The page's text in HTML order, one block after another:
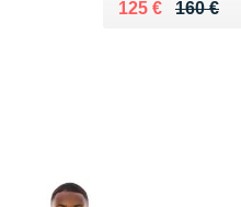
160 €
Au lieu de 160 €
125 €
Vendu 125 €